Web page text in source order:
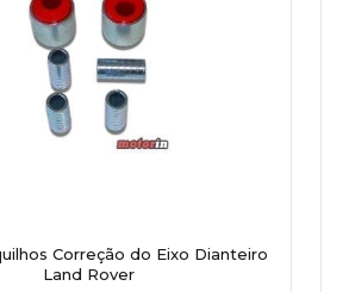
Correção do Eixo Dianteiro
Land Rover